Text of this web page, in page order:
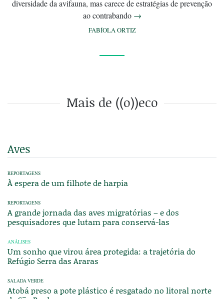
diversidade da avifauna, mas carece de estratégias de prevenção
ao contrabando →
FABÍOLA ORTIZ
Mais de ((o))eco
Aves
REPORTAGENS
À espera de um filhote de harpia
REPORTAGENS
A grande jornada das aves migratórias – e dos
pesquisadores que lutam para conservá-las
ANÁLISES
Um sonho que virou área protegida: a trajetória do
Refúgio Serra das Araras
SALADA VERDE
Atobá preso a pote plástico é resgatado no litoral norte